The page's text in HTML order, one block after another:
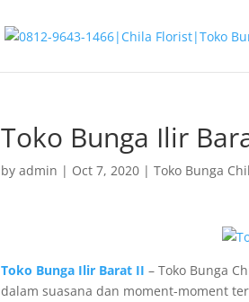
Toko Bunga Ilir
byadmin | Oct 7, 2020 |Toko Bunga
Toko Bunga Ilir Barat II – Toko Bunga
dalam suasana dan moment-moment